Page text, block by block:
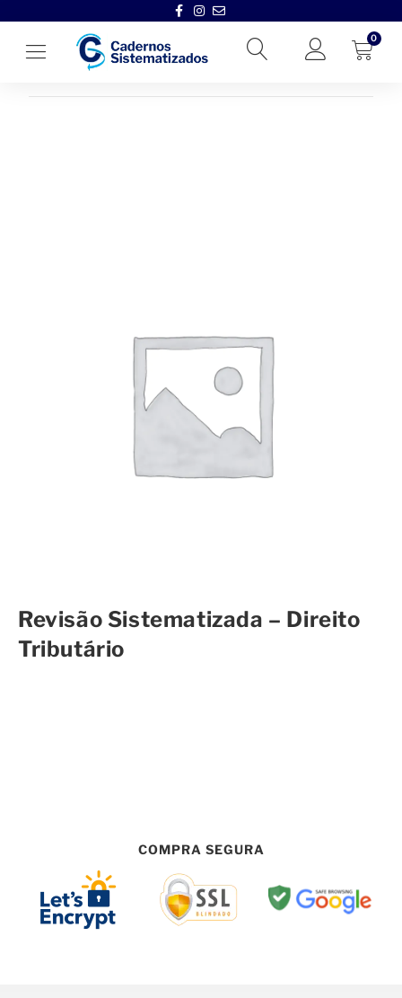
0
Revisão Sistematizada – Direito
Tributário
COMPRA SEGURA